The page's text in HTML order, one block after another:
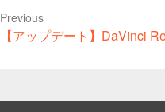
Previous
Previous
【アップデート】DaVinci